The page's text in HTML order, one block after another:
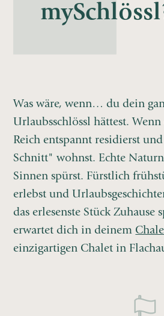
Was wäre, wenn… du dein
Urlaubsschlössl hättest.
Reich entspannt residierst
Schnitt" wohnst. Echte
Sinnen spürst. Fürstlich
erlebst und
das erlesenste Stück Zuhause
erwartet dich in deinem
einzigartigen Chalet in